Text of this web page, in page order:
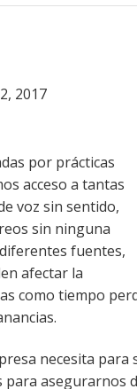
2017
por prácticas
acceso a tantas
voz sin sentido,
sin ninguna
fuentes,
afectar la
como tiempo
necesita para
asegurarnos